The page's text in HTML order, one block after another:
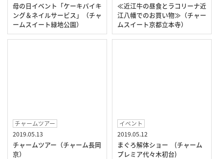
母の日イベント「ケーキバイキ
ング＆ネイルサービス」（チャ
ームスイート緑地公園）
≪近江牛の昼食とラコリーナ近
江八幡でのお買い物≫（チャー
ムスイート京都立本寺）
チャームツアー
2019.05.13
チャームツアー（チャーム長岡
京）
イベント
2019.05.12
まぐろ解体ショー (チャーム
プレミア代々木初台)